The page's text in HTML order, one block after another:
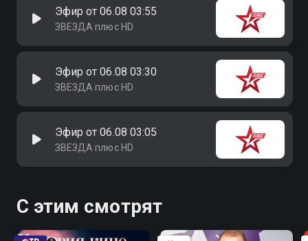
Эфир от 06.08 03:55
ЗВЕЗДА плюс HD
Эфир от 06.08 03:30
ЗВЕЗДА плюс HD
Эфир от 06.08 03:05
ЗВЕЗДА плюс HD
С этим смотрят